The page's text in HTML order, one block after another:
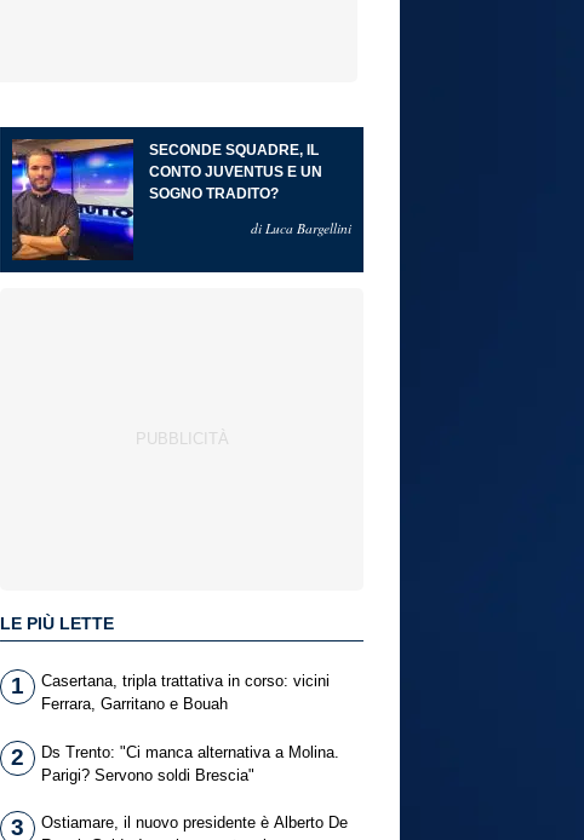
SECONDE SQUADRE, IL
CONTO JUVENTUS E UN
SOGNO TRADITO?
di Luca Bargellini
LE PIÙ LETTE
1
Casertana, tripla trattativa in corso: vicini
Ferrara, Garritano e Bouah
2
Ds Trento: "Ci manca alternativa a Molina.
Parigi? Servono soldi Brescia"
3
Ostiamare, il nuovo presidente è Alberto De